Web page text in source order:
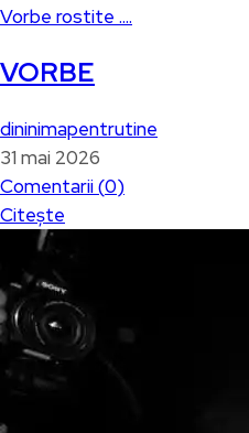
Vorbe rostite ....
VORBE
dininimapentrutine
31 mai 2026
Comentarii (0)
Citește